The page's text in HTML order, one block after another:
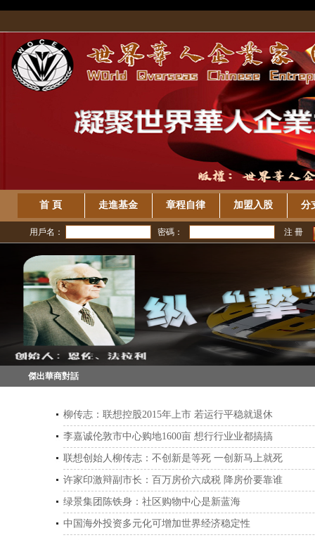
首 頁 走進基金 章程自律 加盟入股 分
用戶名： 密碼： 注 冊
傑出華商對話
柳传志：联想控股2015年上市 若运行平稳就退休
李嘉诚伦敦市中心购地1600亩 想行行业业都搞搞
联想创始人柳传志：不创新是等死 一创新马上就死
许家印激辩副市长：百万房价六成税 降房价要靠谁
绿景集团陈铁身：社区购物中心是新蓝海
中国海外投资多元化可增加世界经济稳定性